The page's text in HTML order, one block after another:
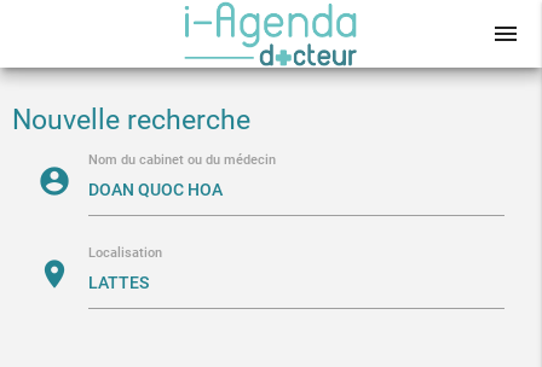
menu
Nouvelle recherche
account_circle
Nom du cabinet ou du médecin
location_on
Localisation